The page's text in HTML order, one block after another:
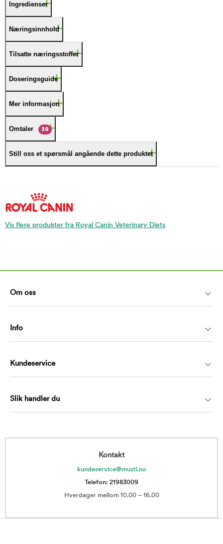
Ingredienser
Næringsinnhold
Tilsatte næringsstoffer
Doseringsguide
Mer informasjon
Omtaler 20
Still oss et spørsmål angående dette produktet
Vis flere produkter fra Royal Canin Veterinary Diets
Om oss
Info
Kundeservice
Slik handler du
Kontakt
kundeservice@musti.no
Telefon: 21983009
Hverdager mellom 10.00 – 16.00